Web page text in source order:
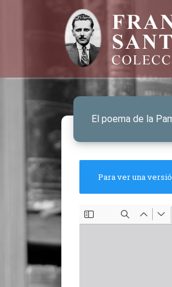
El poema de la
Para ver una